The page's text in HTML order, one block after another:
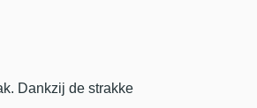
Dankzij de strakke